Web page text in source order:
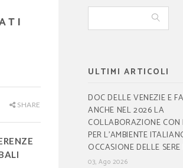
SHARE
ULTIMI ARTICOLI
DOC DELLE VENEZIE E
ANCHE NEL 2026 LA
COLLABORAZIONE
PER L’AMBIENTE
OCCASIONE DELLE SERE
03, Ago 2026